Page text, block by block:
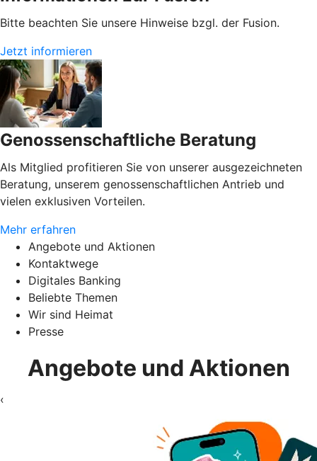
Bitte beachten Sie unsere Hinweise bzgl. der Fusion.
Jetzt informieren
Genossenschaftliche Beratung
Als Mitglied profitieren Sie von unserer ausgezeichneten
Beratung, unserem genossenschaftlichen Antrieb und
vielen exklusiven Vorteilen.
Mehr erfahren
Angebote und Aktionen
Kontaktwege
Digitales Banking
Beliebte Themen
Wir sind Heimat
Presse
Angebote und Aktionen
‹